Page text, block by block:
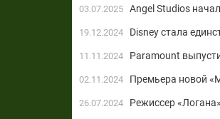
03.07.2025 Angel Studios
19.12.2024 Disney стала
11.11.2024 Paramount
02.11.2024 Премьера новой
26.07.2024 Режиссер